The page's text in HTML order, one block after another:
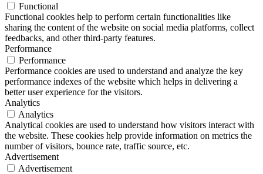
Functional
Functional cookies help to perform certain functionalities like
sharing the content of the website on social media platforms, collect
feedbacks, and other third-party features.
Performance
Performance
Performance cookies are used to understand and analyze the key
performance indexes of the website which helps in delivering a
better user experience for the visitors.
Analytics
Analytics
Analytical cookies are used to understand how visitors interact with
the website. These cookies help provide information on metrics the
number of visitors, bounce rate, traffic source, etc.
Advertisement
Advertisement